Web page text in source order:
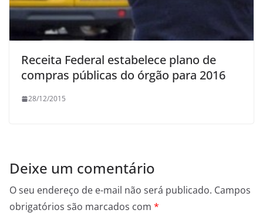
Receita Federal estabelece plano de
compras públicas do órgão para 2016
28/12/2015
Deixe um comentário
O seu endereço de e-mail não será publicado. Campos
obrigatórios são marcados com *